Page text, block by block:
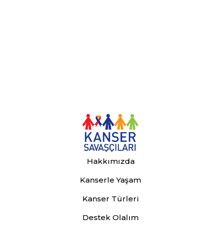
Hakkımızda
Kanserle Yaşam
Kanser Türleri
Destek Olalım